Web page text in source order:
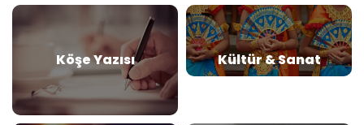
Köşe Yazısı Kültür & Sanat